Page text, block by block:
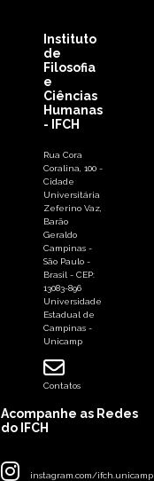
Instituto
de
Filosofia
e
Ciências
Humanas
- IFCH
Rua Cora
Coralina, 100 -
Cidade
Universitária
Zeferino Vaz,
Barão
Geraldo
Campinas -
São Paulo -
Brasil - CEP:
13083-896
Universidade
Estadual de
Campinas -
Unicamp
Contatos
Acompanhe as Redes
do IFCH
instagram.com/ifch.unicamp